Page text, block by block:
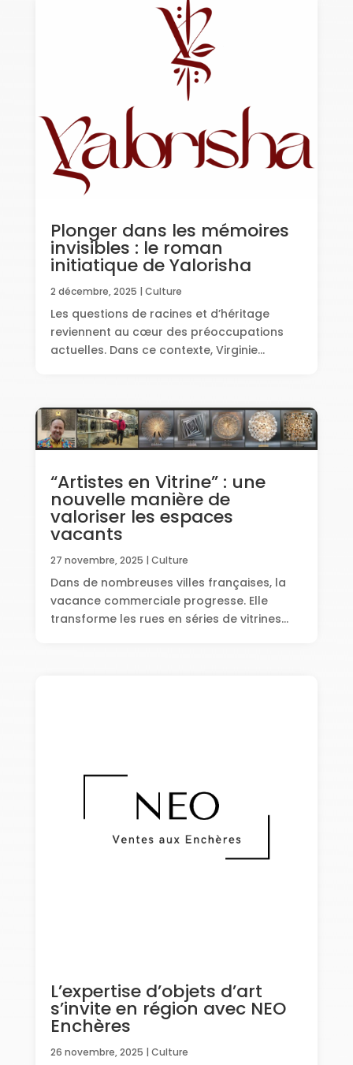
Plonger dans les mémoires
invisibles : le roman
initiatique de Yalorisha
2 décembre, 2025 Culture
Les questions de racines et d’héritage
reviennent au cœur des préoccupations
actuelles. Dans ce contexte, Virginie...
“Artistes en Vitrine” : une
nouvelle manière de
valoriser les espaces
vacants
27 novembre, 2025 | Culture
Dans de nombreuses villes françaises, la
vacance commerciale progresse. Elle
transforme les rues en séries de vitrines...
L’expertise d’objets d’art
s’invite en région avec NEO
Enchères
26 novembre, 2025 | Culture